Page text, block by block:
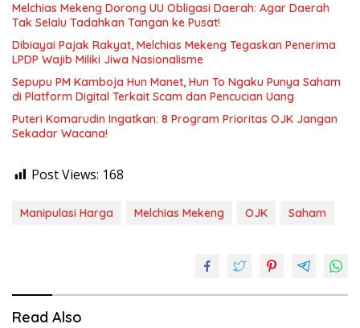
Melchias Mekeng Dorong UU Obligasi Daerah: Agar Daerah
Tak Selalu Tadahkan Tangan ke Pusat!
Dibiayai Pajak Rakyat, Melchias Mekeng Tegaskan Penerima
LPDP Wajib Miliki Jiwa Nasionalisme
Sepupu PM Kamboja Hun Manet, Hun To Ngaku Punya Saham
di Platform Digital Terkait Scam dan Pencucian Uang
Puteri Komarudin Ingatkan: 8 Program Prioritas OJK Jangan
Sekadar Wacana!
Post Views: 168
Manipulasi Harga Melchias Mekeng OJK Saham
Read Also